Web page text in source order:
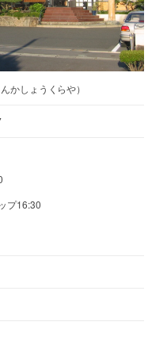
かしょうくらや）
16:30